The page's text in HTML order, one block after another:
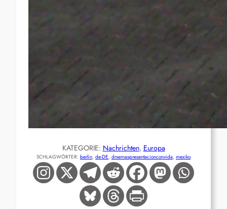
KATEGORIE: Nachrichten, Europa
SCHLAGWÖRTER: berlin, de-DE, drsernaspresentacionconvida, mexiko